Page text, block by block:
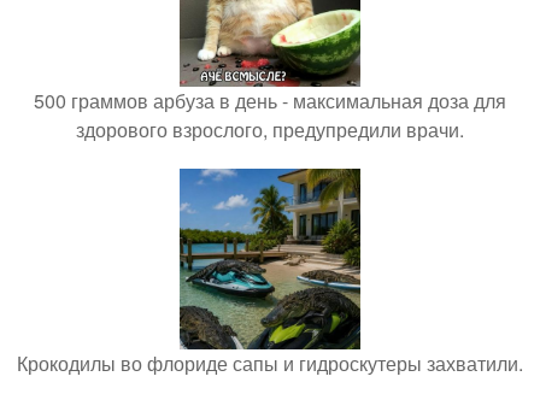
500 граммов арбуза в день - максимальная доза для
здорового взрослого, предупредили врачи.
Крокодилы во флориде сапы и гидроскутеры захватили.